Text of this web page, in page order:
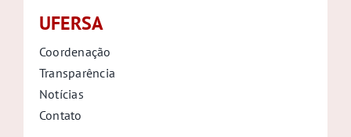
UFERSA
Coordenação
Transparência
Notícias
Contato